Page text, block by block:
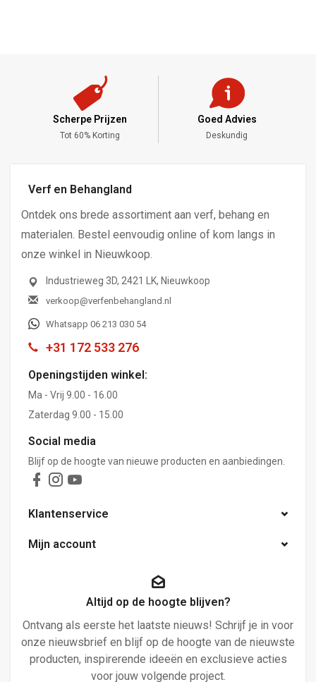
Scherpe Prijzen
Tot 60% Korting
Goed Advies
Deskundig
Verf en Behangland
Ontdek ons brede assortiment aan verf, behang en
materialen. Bestel eenvoudig online of kom langs in
onze winkel in Nieuwkoop.
Industrieweg 3D, 2421 LK, Nieuwkoop
verkoop@verfenbehangland.nl
Whatsapp 06 213 030 54
+31 172 533 276
Openingstijden winkel:
Ma - Vrij 9.00 - 16.00
Zaterdag 9.00 - 15.00
Social media
Blijf op de hoogte van nieuwe producten en aanbiedingen.
Klantenservice
Mijn account
Altijd op de hoogte blijven?
Ontvang als eerste het laatste nieuws! Schrijf je in voor
onze nieuwsbrief en blijf op de hoogte van de nieuwste
producten, inspirerende ideeën en exclusieve acties
voor jouw volgende project.